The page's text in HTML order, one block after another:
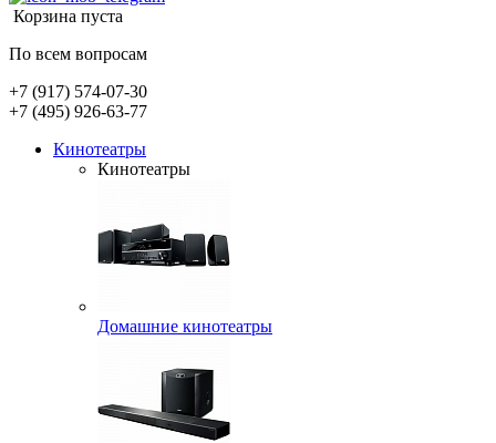
Корзина пуста
По всем вопросам
+7 (917) 574-07-30
+7 (495) 926-63-77
Кинотеатры
Кинотеатры
Домашние кинотеатры